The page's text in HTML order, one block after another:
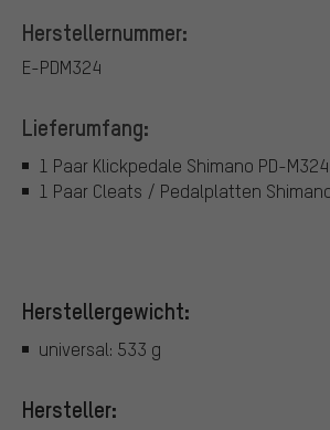
Herstellernummer:
E-PDM324
Lieferumfang:
1 Paar Klickpedale Shimano PD-M324
1 Paar Cleats / Pedalplatten
Herstellergewicht:
universal: 533 g
Hersteller: